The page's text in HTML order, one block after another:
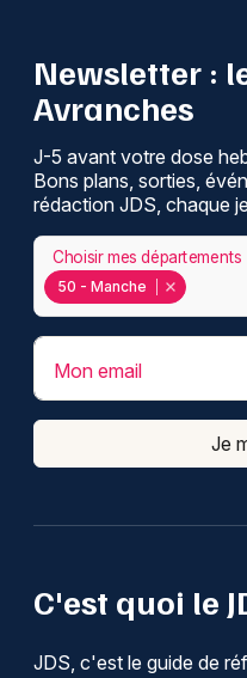
C'est quoi le
JDS, c'est le guide de
Newsletter :
Avranches
J-5 avant votre dose
Bons plans, sorties,
rédaction JDS, chaque
50 - Manche
Choisir mes départements
Mon email
Je